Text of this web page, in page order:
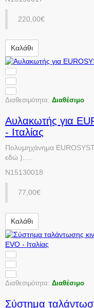
220,00€
Καλάθι
Διαθεσιμότητα: Διαθέσιμο
Αυλακωτής για
- Ιταλίας
Πολυμηχάνημα
εδώ ).....
N15130018
77,00€
Καλάθι
Διαθεσιμότητα: Διαθέσιμο
Σύστημα